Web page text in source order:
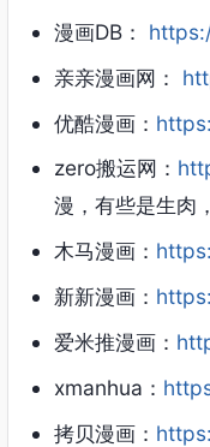
漫画DB：
亲亲漫画网：
优酷漫画：
zero搬运网：
漫，有些是生肉
木马漫画：
新新漫画：
爱米推漫画：
xmanhua：
拷贝漫画：